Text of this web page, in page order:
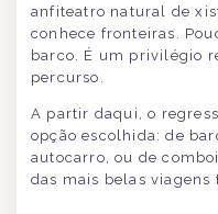
anfiteatro natural de
conhece fronteiras.
barco. É um privilégio
percurso.
A partir daqui, o
opção escolhida: de
autocarro, ou de
das mais belas